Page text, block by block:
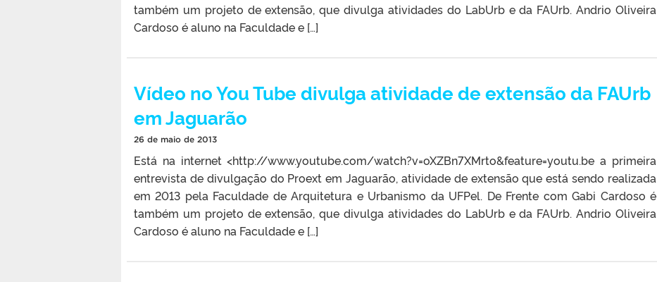
também um projeto de extensão, que divulga atividades do LabUrb e da FAUrb. Andrio Oliveira
Cardoso é aluno na Faculdade e […]
Vídeo no You Tube divulga atividade de extensão da FAUrb
em Jaguarão
26 de maio de 2013
Está na internet <http://www.youtube.com/watch?v=oXZBn7XMrto&feature=youtu.be a primeira
entrevista de divulgação do Proext em Jaguarão, atividade de extensão que está sendo realizada
em 2013 pela Faculdade de Arquitetura e Urbanismo da UFPel. De Frente com Gabi Cardoso é
também um projeto de extensão, que divulga atividades do LabUrb e da FAUrb. Andrio Oliveira
Cardoso é aluno na Faculdade e […]